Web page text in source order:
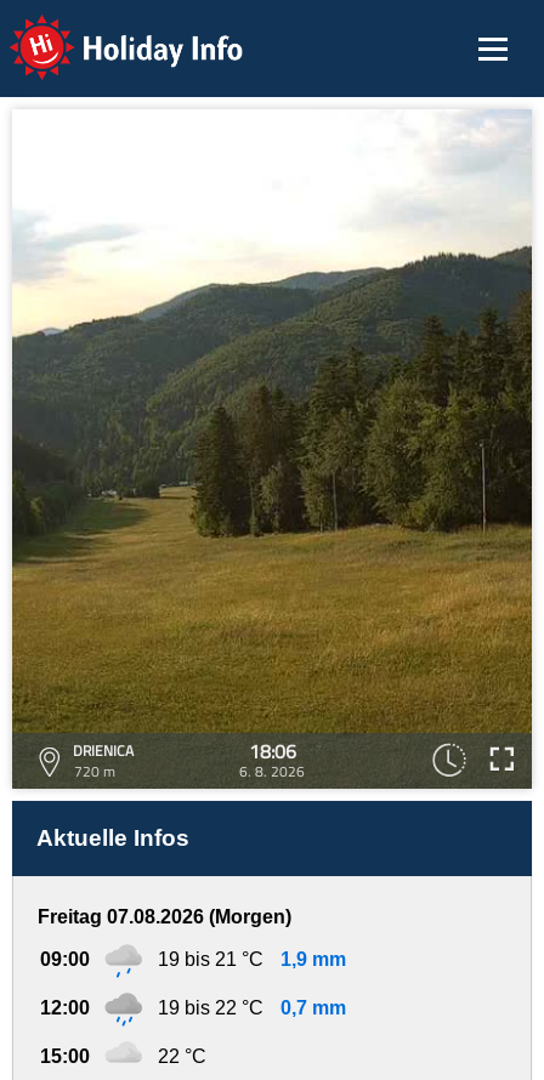
Holiday Info
DRIENICA
720 m
18:06
6. 8. 2026
Aktuelle Infos
Freitag 07.08.2026 (Morgen)
09:00 19 bis 21 °C 1,9 mm
12:00 19 bis 22 °C 0,7 mm
15:00 22 °C